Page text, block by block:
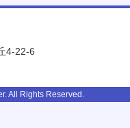
4-22-6
All Rights Reserved.